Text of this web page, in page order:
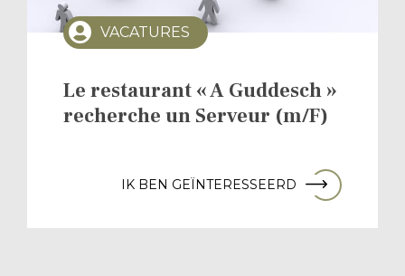
VACATURES
Le restaurant « A Guddesch »
recherche un Serveur (m/F)
IK BEN GEÏNTERESSEERD